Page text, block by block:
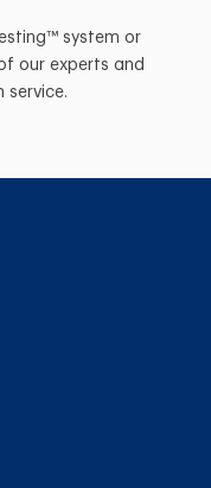
system or
our experts and
service.